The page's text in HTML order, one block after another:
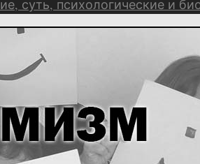
суть, психологические и